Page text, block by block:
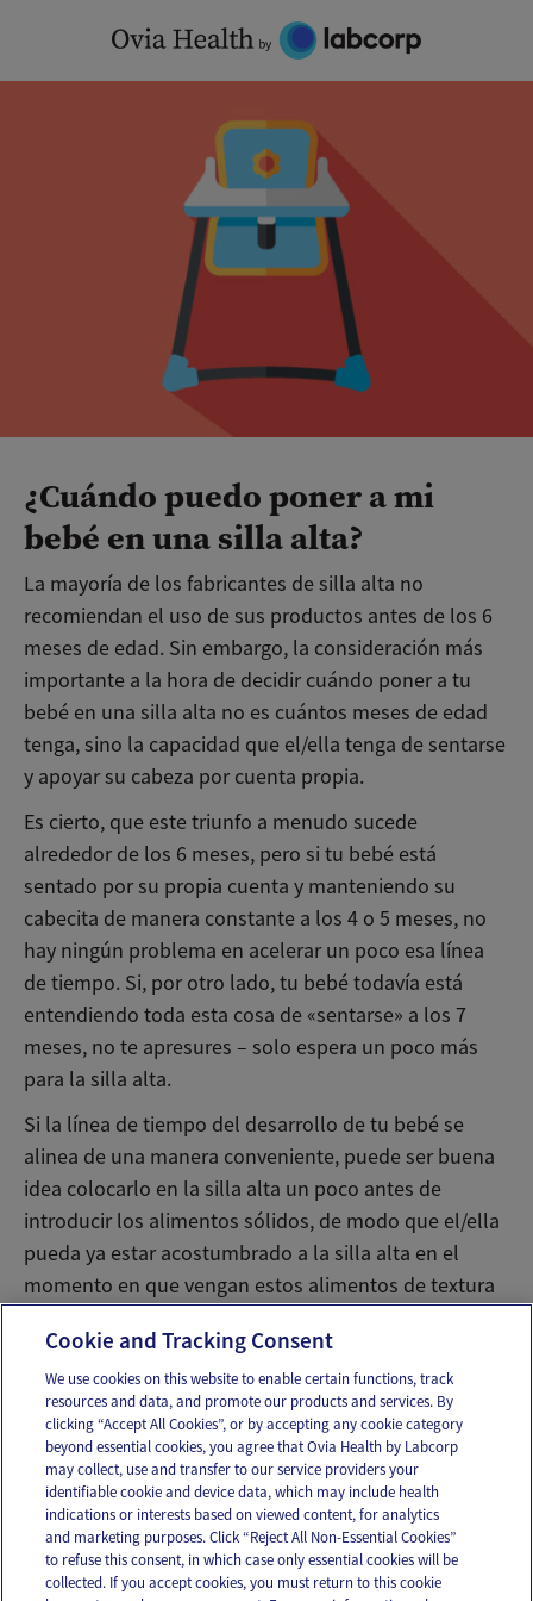
content
¿Cuándo puedo poner a mi
bebé en una silla alta?
La mayoría de los fabricantes de silla alta no
recomiendan el uso de sus productos antes de los 6
meses de edad. Sin embargo, la consideración más
importante a la hora de decidir cuándo poner a tu
bebé en una silla alta no es cuántos meses de edad
tenga, sino la capacidad que el/ella tenga de sentarse
y apoyar su cabeza por cuenta propia.
Es cierto, que este triunfo a menudo sucede
alrededor de los 6 meses, pero si tu bebé está
sentado por su propia cuenta y manteniendo su
cabecita de manera constante a los 4 o 5 meses, no
hay ningún problema en acelerar un poco esa línea
de tiempo. Si, por otro lado, tu bebé todavía está
entendiendo toda esta cosa de «sentarse» a los 7
meses, no te apresures – solo espera un poco más
para la silla alta.
Si la línea de tiempo del desarrollo de tu bebé se
alinea de una manera conveniente, puede ser buena
idea colocarlo en la silla alta un poco antes de
introducir los alimentos sólidos, de modo que el/ella
pueda ya estar acostumbrado a la silla alta en el
momento en que vengan estos alimentos de textura
Email Text
OUR APPS
Cookie and Tracking Consent
We use cookies on this website to enable certain functions, track
resources and data, and promote our products and services. By
clicking “Accept All Cookies”, or by accepting any cookie category
beyond essential cookies, you agree that Ovia Health by Labcorp
may collect, use and transfer to our service providers your
identifiable cookie and device data, which may include health
indications or interests based on viewed content, for analytics
and marketing purposes. Click “Reject All Non-Essential Cookies”
to refuse this consent, in which case only essential cookies will be
collected. If you accept cookies, you must return to this cookie